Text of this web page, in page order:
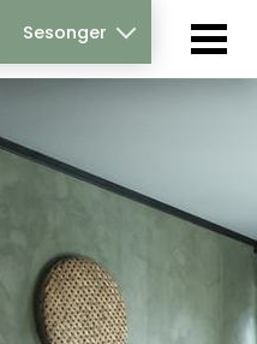
Sesonger